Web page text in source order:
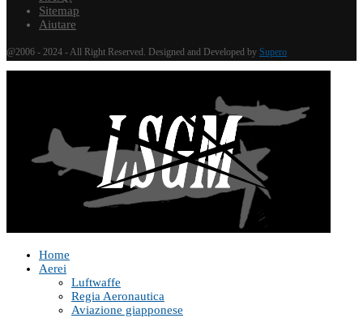
Sitemap
Aiutare
@2006 - 2024 - All Right Reserved. Designed and Developed by Supero
Home
Aerei
Luftwaffe
Regia Aeronautica
Aviazione giapponese